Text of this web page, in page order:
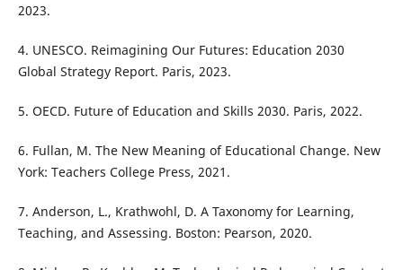
2023.
4. UNESCO. Reimagining Our Futures: Education 2030
Global Strategy Report. Paris, 2023.
5. OECD. Future of Education and Skills 2030. Paris, 2022.
6. Fullan, M. The New Meaning of Educational Change. New
York: Teachers College Press, 2021.
7. Anderson, L., Krathwohl, D. A Taxonomy for Learning,
Teaching, and Assessing. Boston: Pearson, 2020.